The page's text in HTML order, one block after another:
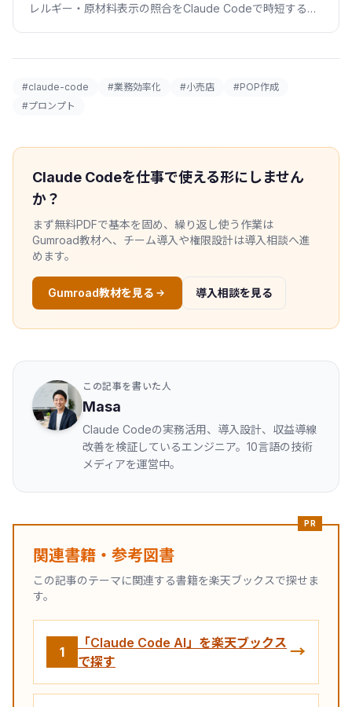
レルギー・原材料表示の照合をClaude Codeで時短する手
#claude-code #業務効率化 #小売店
#POP作成
#プロンプト
Claude Codeを仕事で使える形にしません
か？
まず無料PDFで基本を固め、繰り返し使う作業は
Gumroad教材へ、チーム導入や権限設計は導入相談へ進
めます。
Gumroad教材を見る 導入相談を見る
この記事を書いた人
Masa
Claude Codeの実務活用、導入設計、収益導線
改善を検証しているエンジニア。10言語の技術
メディアを運営中。
PR
関連書籍・参考図書
この記事のテーマに関連する書籍を楽天ブックスで探せま
す。
1
「Claude Code AI」を楽天ブックス
で探す
→